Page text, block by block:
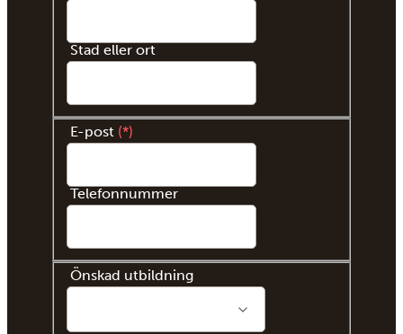
Stad eller ort
E-post *
Telefonnummer
Önskad utbildning